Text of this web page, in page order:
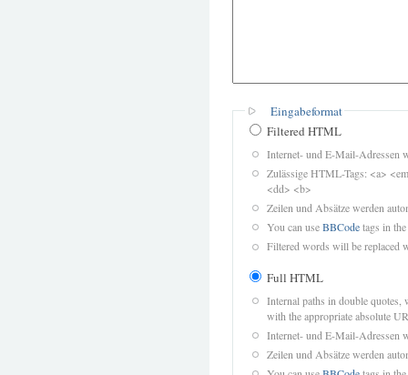
Eingabeformat
Filtered HTML
Internet- und E-Mail-Adressen
Zulässige HTML-Tags: <a>
<dd> <b>
Zeilen und Absätze werden
You can useBBCodetags in
Filtered words will be replaced
Full HTML
Internal paths in double quotes,
with the appropriate absolute
Internet- und E-Mail-Adressen
Zeilen und Absätze werden